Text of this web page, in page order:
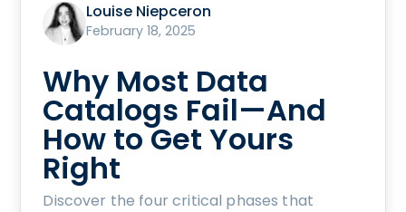
Louise Niepceron
February 18, 2025
Why Most Data
Catalogs Fail—And
How to Get Yours
Right
Discover the four critical phases that